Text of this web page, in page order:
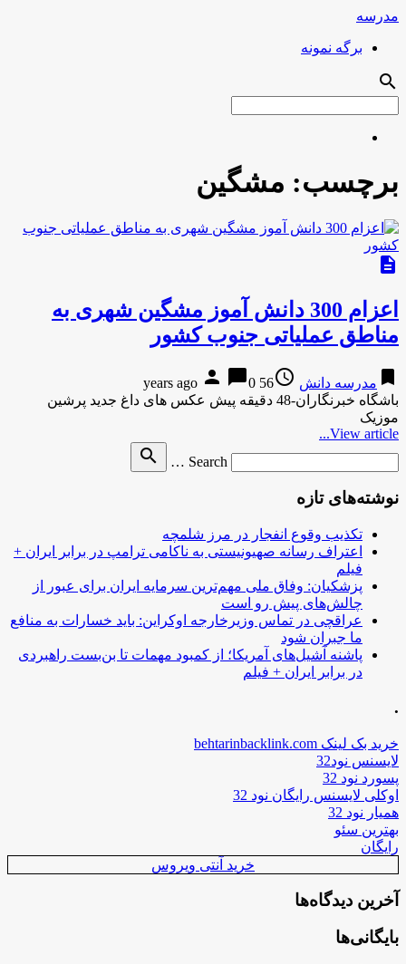
مدرسه
برگه نمونه
search
برچسب: مشگین
description
اعزام 300 دانش آموز مشگین شهری به
مناطق عملیاتی جنوب کشور
bookmark مدرسه دانش access_time
56 years ago
person chat_bubble0
باشگاه خبرنگاران-48 دقیقه پیش عکس های داغ جدید پرشین
موزیک
View article...
Search …
search
نوشته‌های تازه
تکذیب وقوع انفجار در مرز شلمچه
اعتراف رسانه صهیونیستی به ناکامی ترامپ در برابر ایران +
فیلم
پزشکیان: وفاق ملی مهم‌ترین سرمایه ایران برای عبور از
چالش‌های پیش رو است
عراقچی در تماس وزیرخارجه اوکراین: باید خسارات به منافع
ما جبران شود
پاشنه آشیل‌های آمریکا؛ از کمبود مهمات تا بن‌بست راهبردی
در برابر ایران + فیلم
.
خرید بک لینک behtarinbacklink.com
لایسنس نود32
پسورد نود 32
اوکلی لایسنس رایگان نود 32
همیار نود 32
بهترین سئو
رایگان
خرید آنتی ویروس
آخرین دیدگاه‌ها
بایگانی‌ها